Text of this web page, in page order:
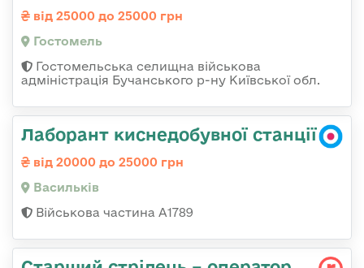
від 25000 до 25000 грн
Гостомель
Гостомельська селищна військова
адміністрація Бучанського р-ну Київської обл.
Лаборант киснедобувної станції
від 20000 до 25000 грн
Васильків
Військова частина А1789